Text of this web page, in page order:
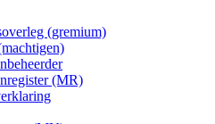
(gremium)
(MR)